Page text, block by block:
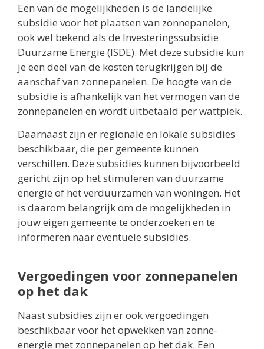
Een van de mogelijkheden is de landelijke
subsidie voor het plaatsen van zonnepanelen,
ook wel bekend als de Investeringssubsidie
Duurzame Energie (ISDE). Met deze subsidie kun
je een deel van de kosten terugkrijgen bij de
aanschaf van zonnepanelen. De hoogte van de
subsidie is afhankelijk van het vermogen van de
zonnepanelen en wordt uitbetaald per wattpiek.
Daarnaast zijn er regionale en lokale subsidies
beschikbaar, die per gemeente kunnen
verschillen. Deze subsidies kunnen bijvoorbeeld
gericht zijn op het stimuleren van duurzame
energie of het verduurzamen van woningen. Het
is daarom belangrijk om de mogelijkheden in
jouw eigen gemeente te onderzoeken en te
informeren naar eventuele subsidies.
Vergoedingen voor zonnepanelen
op het dak
Naast subsidies zijn er ook vergoedingen
beschikbaar voor het opwekken van zonne-
energie met zonnepanelen op het dak. Een